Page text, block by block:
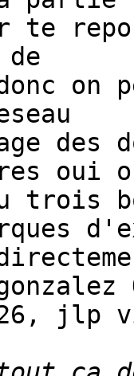
te
on
des
oui
trois